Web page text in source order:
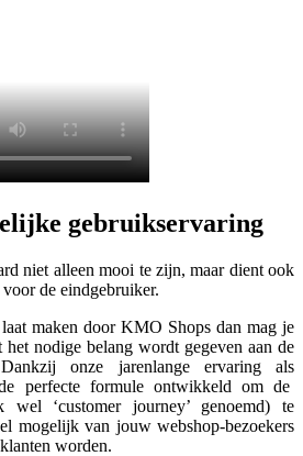
gebruikservaring
niet alleen mooi te zijn, maar dient ook
de eindgebruiker.
maken door KMO Shops dan mag je
het nodige belang wordt gegeven aan de
Dankzij onze jarenlange ervaring als
perfecte formule ontwikkeld om de
wel ‘customer journey’ genoemd) te
mogelijk van jouw webshop-bezoekers
worden.